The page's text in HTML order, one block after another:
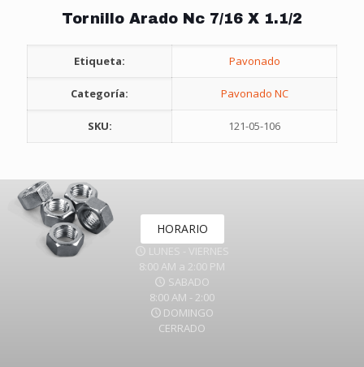
Tornillo Arado Nc 7/16 X 1.1/2
Etiqueta: Pavonado
Categoría: Pavonado NC
SKU: 121-05-106
HORARIO
LUNES - VIERNES
8:00 AM a 2:00 PM
SABADO
8:00 AM - 2:00
DOMINGO
CERRADO